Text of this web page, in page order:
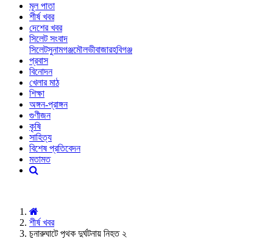
মূল পাতা
শীর্ষ খবর
দেশের খবর
সিলেট সংবাদ
সিলেটসুনামগঞ্জমৌলভীবাজারহবিগঞ্জ
প্রবাস
বিনোদন
খেলার মাঠ
শিক্ষা
অঙ্গন-প্রাঙ্গন
গুণীজন
কৃষি
সাহিত্য
বিশেষ প্রতিবেদন
মতামত
শীর্ষ খবর
চুনারুঘাটে পৃথক দুর্ঘটনায় নিহত ২